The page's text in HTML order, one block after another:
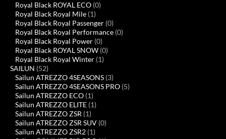
Royal Black ROYAL ECO (0)
Royal Black Royal Mile (1)
Royal Black Royal Passenger (0)
Royal Black Royal Performance (0)
Royal Black Royal Power (0)
Royal Black ROYAL SNOW (0)
Royal Black Royal Winter (1)
SAILUN (52)
Sailun ATREZZO 4SEASONS (3)
Sailun ATREZZO 4SEASONS PRO (5)
Sailun ATREZZO ECO (1)
Sailun ATREZZO ELITE (1)
Sailun ATREZZO ZSR (1)
Sailun ATREZZO ZSR SUV (0)
Sailun ATREZZO ZSR2 (1)